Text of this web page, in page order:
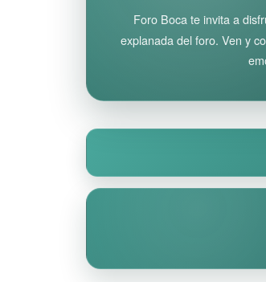
Foro Boca te invita a
explanada del foro. Ven y